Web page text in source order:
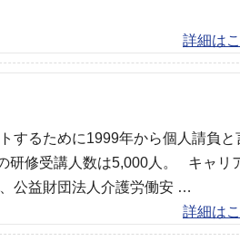
詳細は
するために1999年から個人請負と
研修受講人数は5,000人。 キャリ
公益財団法人介護労働安 …
詳細は